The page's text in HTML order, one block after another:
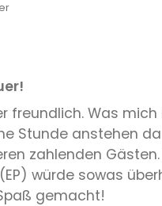
freundlich. Was
Stunde anstehen
zahlenden
würde sowas
gemacht!